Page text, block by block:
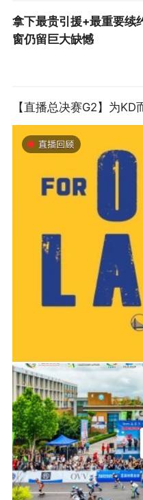
拿下最贵引援+最重要续
窗仍留巨大缺憾
【直播总决赛G2】为